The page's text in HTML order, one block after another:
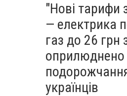
"Нові тарифи
— електрика
газ до 26 грн
оприлюднено
українців